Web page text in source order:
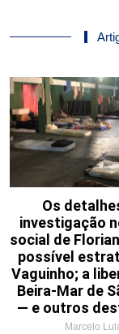
Os
investigação
social de
possível
Vaguinho; a
Beira-Mar de
— e outros
Marcelo